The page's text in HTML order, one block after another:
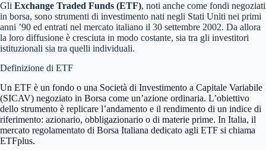
Gli Exchange Traded Funds (ETF), noti anche come fondi negoziati
in borsa, sono strumenti di investimento nati negli Stati Uniti nei primi
anni ’90 ed entrati nel mercato italiano il 30 settembre 2002. Da allora
la loro diffusione è cresciuta in modo costante, sia tra gli investitori
istituzionali sia tra quelli individuali.
Definizione di ETF
Un ETF è un fondo o una Società di Investimento a Capitale Variabile
(SICAV) negoziato in Borsa come un’azione ordinaria. L’obiettivo
dello strumento è replicare l’andamento e il rendimento di un indice di
riferimento: azionario, obbligazionario o di materie prime. In Italia, il
mercato regolamentato di Borsa Italiana dedicato agli ETF si chiama
ETFplus.